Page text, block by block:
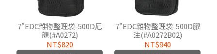
7"EDC雜物整理袋-500D尼
龍(#A0272)
NT$820
7"EDC雜物整理袋-500D膠
注(#A0272B02)
NT$940